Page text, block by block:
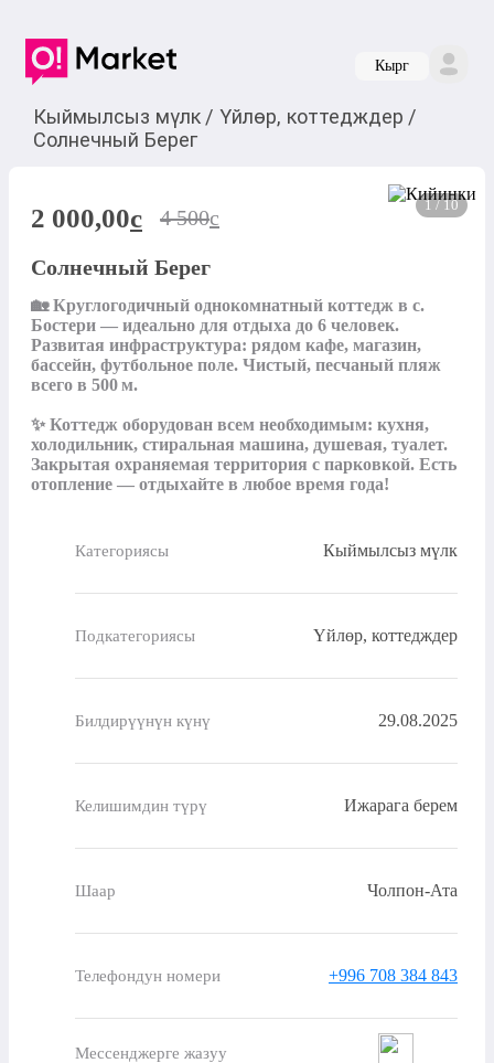
Кырг
Кыймылсыз мүлк / Үйлөр, коттедждер /
Солнечный Берег
1 / 10
2 000,00c 4 500c
Солнечный Берег
🏡 Круглогодичный однокомнатный коттедж в с.
Бостери — идеально для отдыха до 6 человек.
Развитая инфраструктура: рядом кафе, магазин,
бассейн, футбольное поле. Чистый, песчаный пляж
всего в 500 м.
✨ Коттедж оборудован всем необходимым: кухня,
холодильник, стиральная машина, душевая, туалет.
Закрытая охраняемая территория с парковкой. Есть
отопление — отдыхайте в любое время года!
Категориясы Кыймылсыз мүлк
Подкатегориясы Үйлөр, коттедждер
Билдирүүнүн күнү 29.08.2025
Келишимдин түрү Ижарага берем
Шаар Чолпон-Ата
Телефондун номери +996 708 384 843
Мессенджерге жазуу